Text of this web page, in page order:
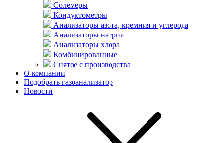
Солемеры
Кондуктометры
Анализаторы азота, кремния и углерода
Анализаторы натрия
Анализаторы хлора
Комбинированные
Снятое с производства
О компании
Подобрать газоанализатор
Новости